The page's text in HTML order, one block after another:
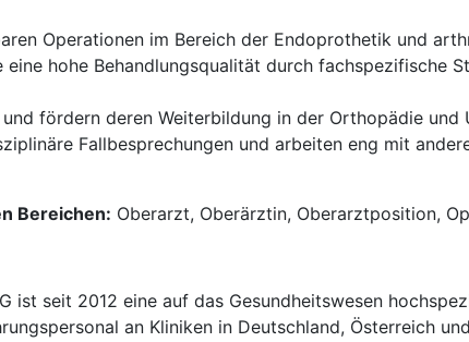
Operationen im Bereich der Endoprothetik und
eine hohe Behandlungsqualität durch fachspezifische
fördern deren Weiterbildung in der Orthopädie und
Fallbesprechungen und arbeiten eng mit
Bereichen: Oberarzt, Oberärztin, Oberarztposition,
ist seit 2012 eine auf das Gesundheitswesen
an Kliniken in Deutschland, Österreich